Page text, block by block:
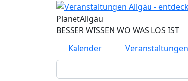
Direkt zum Inhalt
PlanetAllgäu
BESSER WISSEN WO WAS LOS IST
Kalender
Veranstaltungen